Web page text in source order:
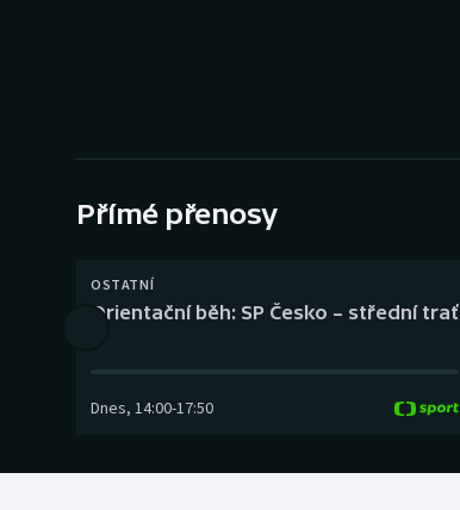
Přímé přenosy
OSTATNÍ
Orientační běh: SP Česko – střední trať
Dnes, 14:00-17:50